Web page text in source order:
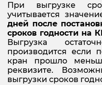
При выгрузке
учитывается
дней после
сроков годности на
Выгрузка
производится если
кран прошло
реквизите.
выгрузки сроков